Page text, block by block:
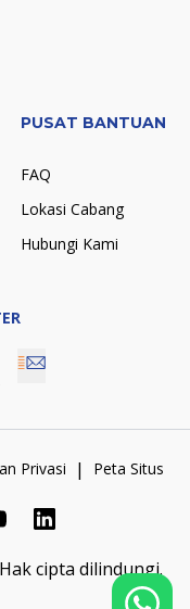
PUSAT BANTUAN
FAQ
Lokasi Cabang
Hubungi Kami
Privasi | Peta Situs
Hak cipta dilindungi.